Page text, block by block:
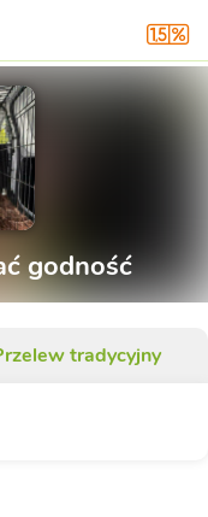
godność
tradycyjny